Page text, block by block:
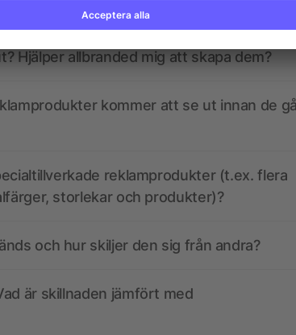
Hjälper allbranded mig att skapa dem?
kommer att se ut innan de
reklamprodukter (t.ex. flera
storlekar och produkter)?
och hur skiljer den sig från andra?
är skillnaden jämfört med